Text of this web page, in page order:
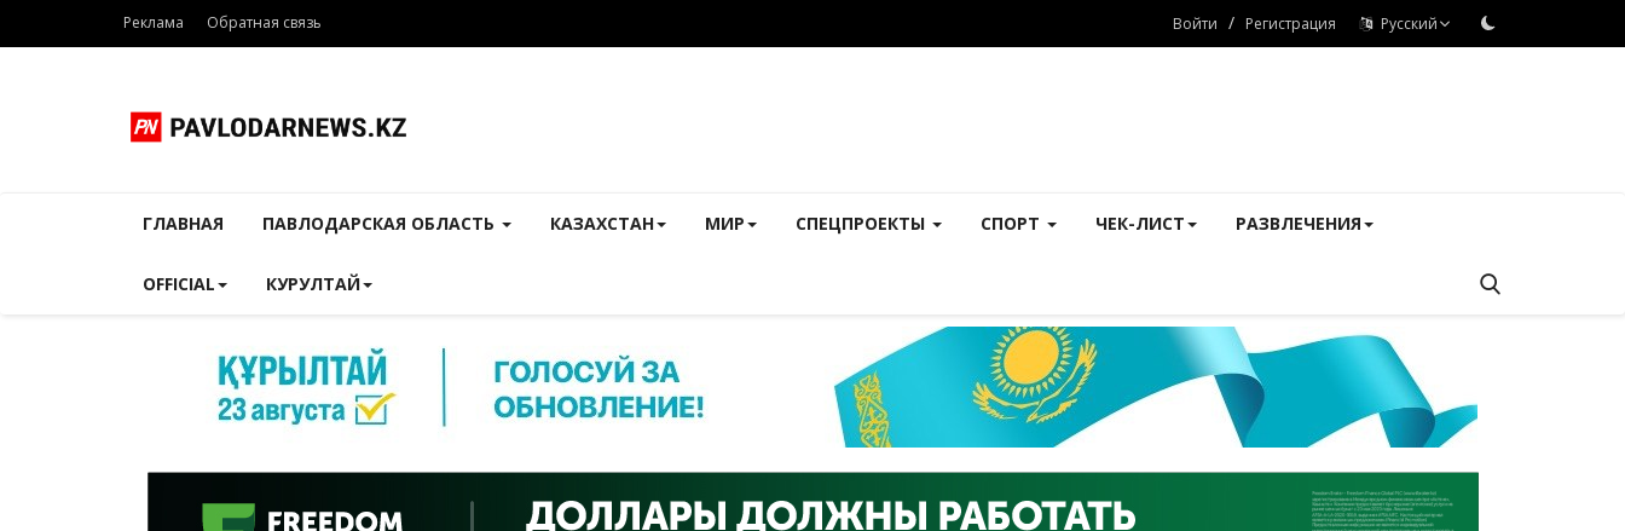
Реклама Обратная связь Войти / Регистрация Русский
ГЛАВНАЯ ПАВЛОДАРСКАЯ ОБЛАСТЬ КАЗАХСТАН МИР СПЕЦПРОЕКТЫ СПОРТ ЧЕК-ЛИСТ РАЗВЛЕЧЕНИЯ
OFFICIAL КУРУЛТАЙ